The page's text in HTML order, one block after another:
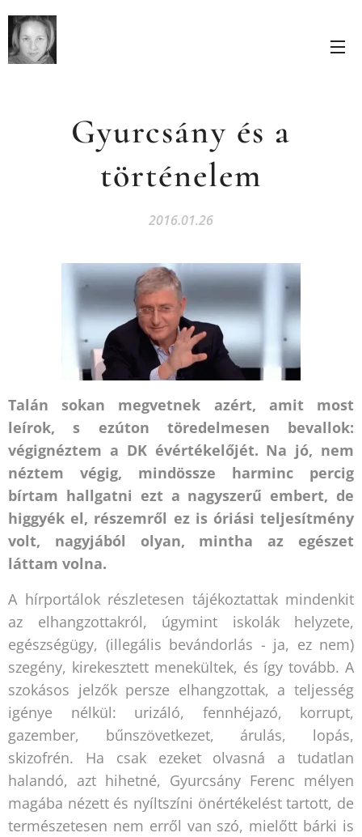
Gyurcsány és a
történelem
2016.01.26
Talán sokan megvetnek azért, amit most
leírok, s ezúton töredelmesen bevallok:
végignéztem a DK évértékelőjét. Na jó, nem
néztem végig, mindössze harminc percig
bírtam hallgatni ezt a nagyszerű embert, de
higgyék el, részemről ez is óriási teljesítmény
volt, nagyjából olyan, mintha az egészet
láttam volna.
A hírportálok részletesen tájékoztattak mindenkit
az elhangzottakról, úgymint iskolák helyzete,
egészségügy, (illegális bevándorlás - ja, ez nem)
szegény, kirekesztett menekültek, és így tovább. A
szokásos jelzők persze elhangzottak, a teljesség
igénye nélkül: urizáló, fennhéjazó, korrupt,
gazember, bűnszövetkezet, árulás, lopás,
skizofrén. Ha csak ezeket olvasná a tudatlan
halandó, azt hihetné, Gyurcsány Ferenc mélyen
magába nézett és nyíltszíni önértékelést tartott, de
természetesen nem erről van szó, mielőtt bárki is